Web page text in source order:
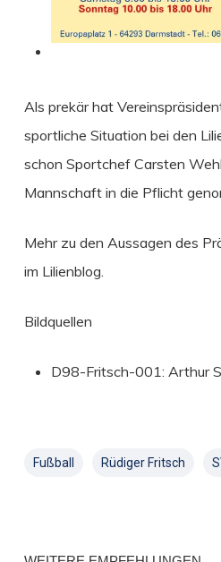
Als prekär hat
sportliche Situation bei den
schon Sportchef Carsten
Mannschaft in die Pflicht
Mehr zu den Aussagen des
im Lilienblog.
Bildquellen
D98-Fritsch-001: Arthur
Fußball Rüdiger Fritsch